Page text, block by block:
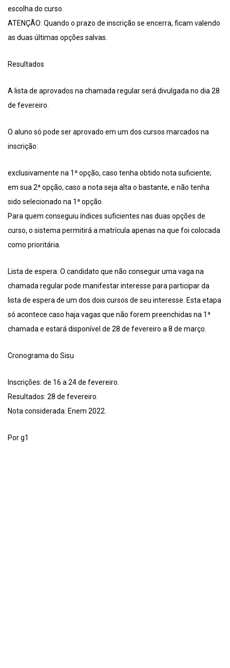
escolha do curso.
ATENÇÃO: Quando o prazo de inscrição se encerra, ficam valendo
as duas últimas opções salvas.
Resultados
A lista de aprovados na chamada regular será divulgada no dia 28
de fevereiro.
O aluno só pode ser aprovado em um dos cursos marcados na
inscrição:
exclusivamente na 1ª opção, caso tenha obtido nota suficiente;
em sua 2ª opção, caso a nota seja alta o bastante, e não tenha
sido selecionado na 1ª opção.
Para quem conseguiu índices suficientes nas duas opções de
curso, o sistema permitirá a matrícula apenas na que foi colocada
como prioritária.
Lista de espera: O candidato que não conseguir uma vaga na
chamada regular pode manifestar interesse para participar da
lista de espera de um dos dois cursos de seu interesse. Esta etapa
só acontece caso haja vagas que não forem preenchidas na 1ª
chamada e estará disponível de 28 de fevereiro a 8 de março.
Cronograma do Sisu
Inscrições: de 16 a 24 de fevereiro.
Resultados: 28 de fevereiro.
Nota considerada: Enem 2022.
Por g1